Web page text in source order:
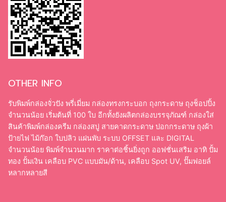
OTHER INFO
รับพิมพ์กล่องจั่วปัง พรี่เมี่ยม กล่องทรงกระบอก ถุงกระดาษ ถุงช็อปปิ้ง
จำนวนน้อย เริ่มต้นที่ 100 ใบ อีกทั้งยังผลิตกล่องบรรจุภัณฑ์ กล่องใส่
สินค้าพิมพ์กล่องครีม กล่องสบู่ สายคาดกระดาษ ปอกกระดาษ ถุงผ้า
ป้ายไฟ ไม้ก๊อก ใบปลิว แผ่นพับ ระบบ OFFSET และ DIGITAL
จำนวนน้อย พิมพ์จำนวนมาก ราคาต่อชิ้นยิ่งถูก ออฟชั่นเสริม อาทิ ปั้ม
ทอง ปั้มเงิน เคลือบ PVC แบบมัน/ด้าน, เคลือบ Spot UV, ปั๊มฟอยล์
หลากหลายสี